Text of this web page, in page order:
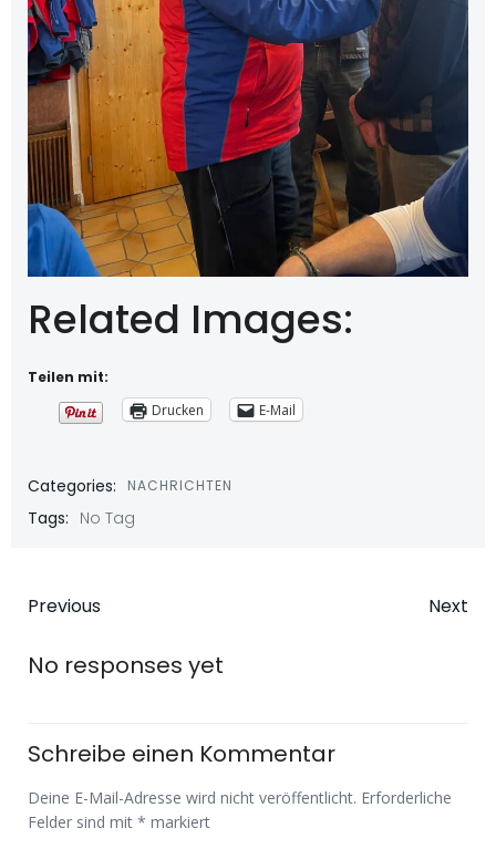
Related Images:
Teilen mit:
Drucken
E-Mail
Categories: NACHRICHTEN
Tags: No Tag
Beitragsnavigation
Previous Next
No responses yet
Schreibe einen Kommentar
Deine E-Mail-Adresse wird nicht veröffentlicht. Erforderliche
Felder sind mit * markiert